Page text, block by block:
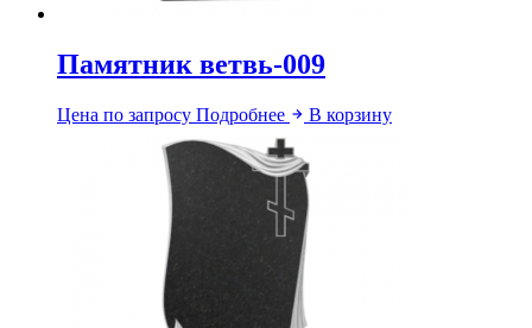
Памятник ветвь-009
Цена по запросу Подробнее В корзину